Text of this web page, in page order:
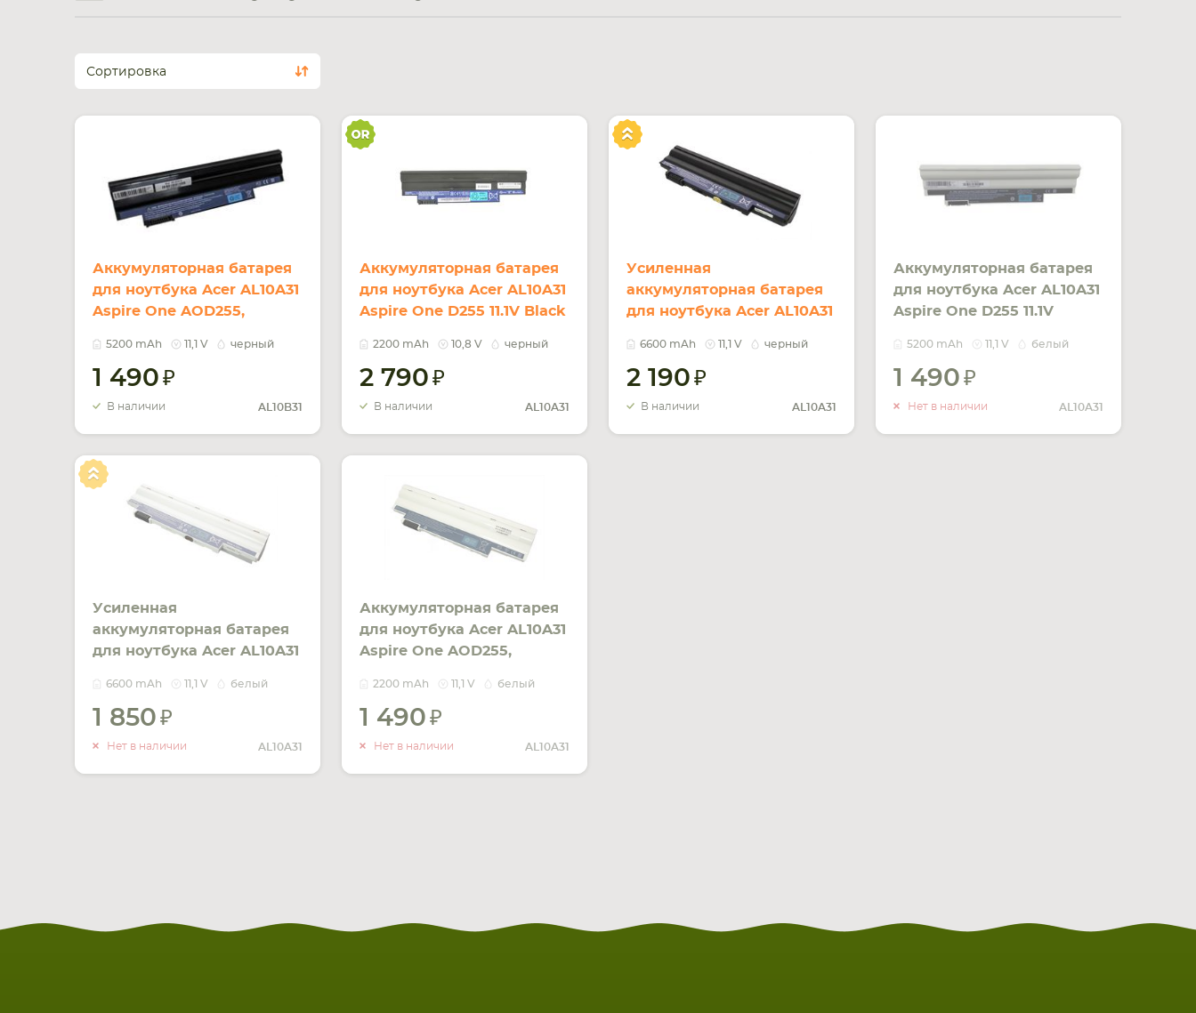
Сортировка
Аккумуляторная батарея
для ноутбука Acer AL10A31
Aspire One AOD255,
Black 5200mAh OEM
5200 mAh 11,1 V черный
1 490
В наличии AL10B31
Аккумуляторная батарея
для ноутбука Acer AL10A31
Aspire One D255 11.1V Black
2200 mAh 10,8 V черный
2 790
В наличии AL10A31
Усиленная
аккумуляторная батарея
для ноутбука Acer AL10A31
6600mAh OEM
6600 mAh 11,1 V черный
2 190
В наличии AL10A31
Аккумуляторная батарея
для ноутбука Acer AL10A31
Aspire One D255 11.1V
5200 mAh 11,1 V белый
1 490
Нет в наличии AL10A31
О НАЛИЧИИ
Усиленная
аккумуляторная батарея
для ноутбука Acer AL10A31
White 6600mAh OEM
6600 mAh 11,1 V белый
1 850
Нет в наличии AL10A31
О НАЛИЧИИ
Аккумуляторная батарея
для ноутбука Acer AL10A31
Aspire One AOD255,
White 2200mAh OEM
2200 mAh 11,1 V белый
1 490
Нет в наличии AL10A31
О НАЛИЧИИ